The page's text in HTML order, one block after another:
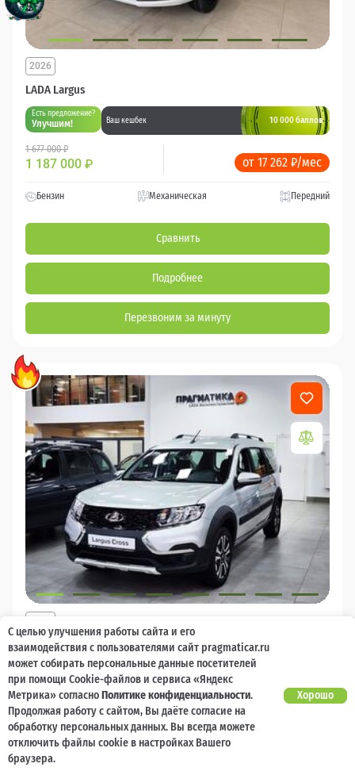
LADA Largus
2026
Есть предложение?
Улучшим! Ваш кешбек 10 000 баллов
1 677 000 ₽
1 187 000 ₽ от 17 262 ₽/мес
Бензин Механическая Передний
Сравнить
Подробнее
Перезвоним за минуту
LADA Largus
Есть предложение?
Улучшим! Ваш кешбек
2 017 000 ₽
1 477 600₽ от 21 729 ₽/мес
Механическая
С целью улучшения работы сайта и его
взаимодействия с пользователями сайт pragmaticar.ru
может собирать персональные данные посетителей
при помощи Cookie-файлов и сервиса «Яндекс
Метрика» согласноПолитике конфиденциальности.
Продолжая работу с сайтом, Вы даёте согласие на
обработку персональных данных. Вы всегда можете
отключить файлы cookie в настройках Вашего
браузера.
Хорошо